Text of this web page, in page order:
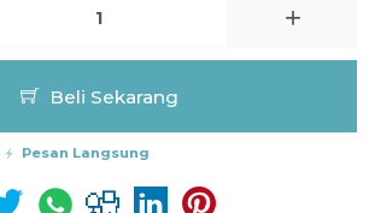
+
Beli Sekarang
Pesan Langsung